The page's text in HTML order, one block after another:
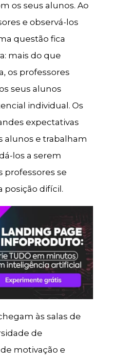
os seus alunos. Ao
e observá-los
questão fica
mais do que
os professores
seus alunos
individual. Os
expectativas
alunos e trabalham
los a serem
professores se
difícil.
às salas de
de
motivação e